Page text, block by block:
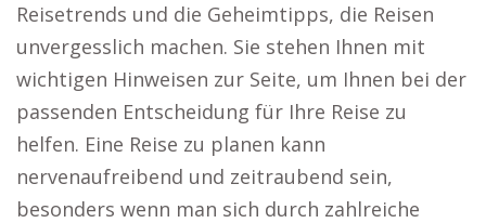
Reisetrends und die Geheimtipps, die Reisen
unvergesslich machen. Sie stehen Ihnen mit
wichtigen Hinweisen zur Seite, um Ihnen bei der
passenden Entscheidung für Ihre Reise zu
helfen. Eine Reise zu planen kann
nervenaufreibend und zeitraubend sein,
besonders wenn man sich durch zahlreiche